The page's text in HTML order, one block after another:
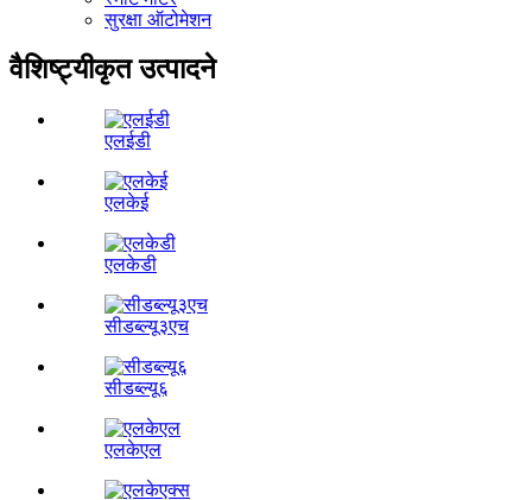
सुरक्षा ऑटोमेशन
वैशिष्ट्यीकृत उत्पादने
एलईडी
एलकेई
एलकेडी
सीडब्ल्यू३एच
सीडब्ल्यू६
एलकेएल